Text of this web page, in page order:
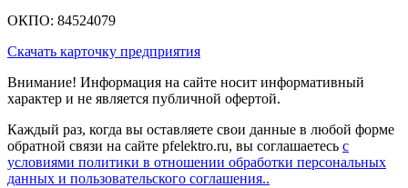
ОКПО: 84524079
Скачать карточку предприятия
Внимание! Информация на сайте носит информативный
характер и не является публичной офертой.
Каждый раз, когда вы оставляете свои данные в любой форме
обратной связи на сайте pfelektro.ru, вы соглашаетесь с
условиями политики в отношении обработки персональных
данных и пользовательского соглашения..